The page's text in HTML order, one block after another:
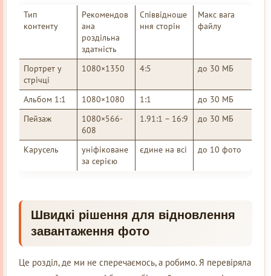
Тип
контенту
Рекомендов
ана
роздільна
здатність
Співвідноше
ння сторін
Макс вага
файлу
Портрет у
стрічці
1080×1350 4:5 до 30 МБ
Альбом 1:1 1080×1080 1:1
до 30 МБ
Пейзаж
1080×566-
608
1.91:1 – 16:9 до 30 МБ
Карусель
уніфіковане
за серією
єдине на всі до 10 фото
Швидкі рішення для відновлення
завантаження фото
Це розділ, де ми не сперечаємось, а робимо. Я перевіряла